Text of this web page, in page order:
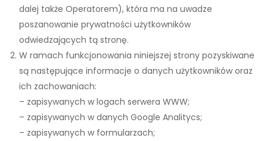
dalej także Operatorem), która ma na uwadze
poszanowanie prywatności użytkowników
odwiedzających tą stronę.
W ramach funkcjonowania niniejszej strony pozyskiwane
są następujące informacje o danych użytkowników oraz
ich zachowaniach:
– zapisywanych w logach serwera WWW;
– zapisywanych w danych Google Analitycs;
– zapisywanych w formularzach;